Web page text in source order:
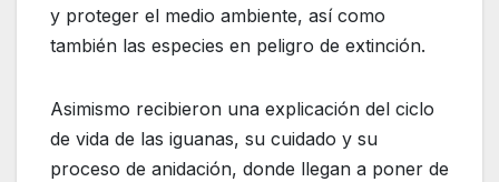
y proteger el medio ambiente, así como
también las especies en peligro de extinción.
Asimismo recibieron una explicación del ciclo
de vida de las iguanas, su cuidado y su
proceso de anidación, donde llegan a poner de